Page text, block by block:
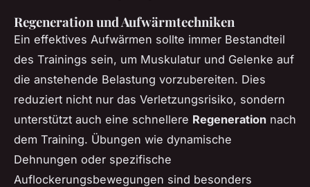
Regeneration und Aufwärmtechniken
Ein effektives Aufwärmen sollte immer Bestandteil
des Trainings sein, um Muskulatur und Gelenke auf
die anstehende Belastung vorzubereiten. Dies
reduziert nicht nur das Verletzungsrisiko, sondern
unterstützt auch eine schnellere Regeneration nach
dem Training. Übungen wie dynamische
Dehnungen oder spezifische
Auflockerungsbewegungen sind besonders